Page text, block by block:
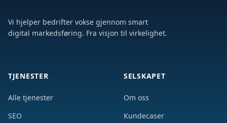
Vi hjelper bedrifter vokse gjennom smart
digital markedsføring. Fra visjon til virkelighet.
TJENESTER
Alle tjenester
SEO
SELSKAPET
Om oss
Kundecaser